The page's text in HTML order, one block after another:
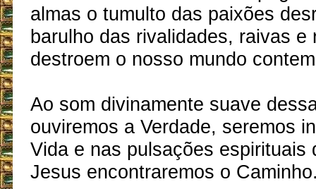
almas o tumulto das paixões
barulho das rivalidades, raivas e
destroem o nosso mundo
Ao som divinamente suave
ouviremos a Verdade, seremos
Vida e nas pulsações espirituais
Jesus encontraremos o